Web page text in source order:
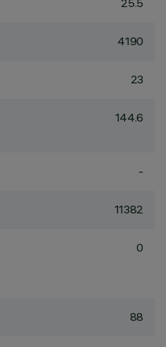
25.5
4190
23
144.6
-
11382
0
88